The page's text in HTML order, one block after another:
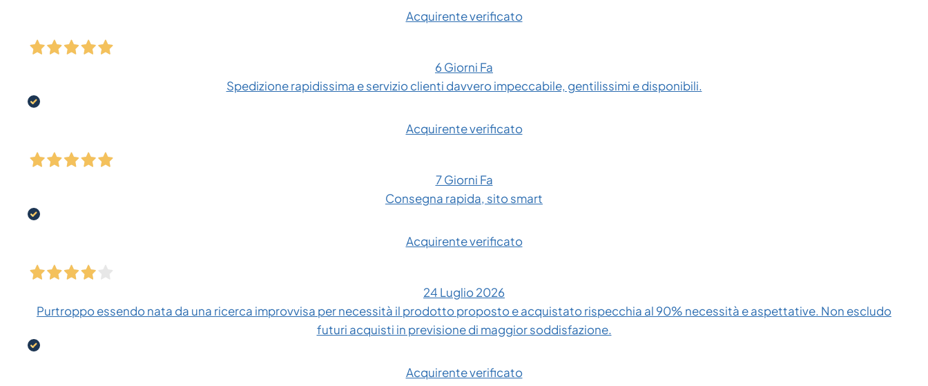
Acquirente verificato
6 Giorni Fa
Spedizione rapidissima e servizio clienti davvero impeccabile, gentilissimi e disponibili.
Acquirente verificato
7 Giorni Fa
Consegna rapida, sito smart
Acquirente verificato
24 Luglio 2026
Purtroppo essendo nata da una ricerca improvvisa per necessità il prodotto proposto e acquistato rispecchia al 90% necessità e aspettative. Non escludo
futuri acquisti in previsione di maggior soddisfazione.
Acquirente verificato